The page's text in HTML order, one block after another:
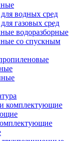
водных сред
газовых сред
водоразборные
со спускным
комплектующие